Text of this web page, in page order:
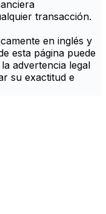
transacción.
en inglés y
esta página puede
advertencia legal
su exactitud e